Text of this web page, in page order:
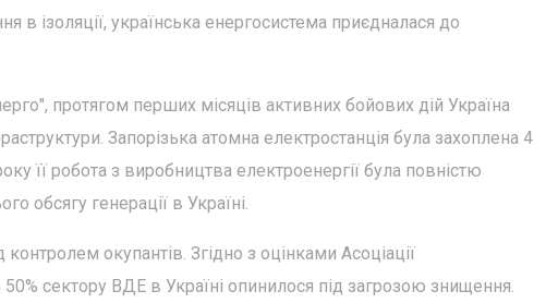
в ізоляції, українська енергосистема приєдналася до
протягом перших місяців активних бойових дій Україна
Запорізька атомна електростанція була захоплена 4
її робота з виробництва електроенергії була повністю
обсягу генерації в Україні.
окупантів. Згідно з оцінками Асоціації
сектору ВДЕ в Україні опинилося під загрозою знищення.